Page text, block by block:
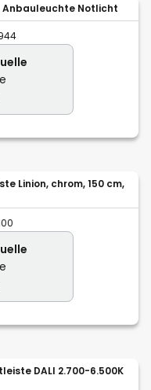
Anbauleuchte Notlicht
Linion, chrom, 150 cm,
DALI 2.700-6.500K